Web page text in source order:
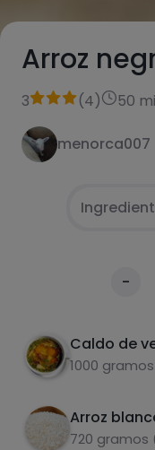
Arroz
3 (4) 50
menorca007
-
Caldo de
1000
Arroz
720 gramos
2
3 Añadir los
4 Cuando el
dejamos que